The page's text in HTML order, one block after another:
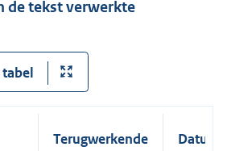
de tekst verwerkte
Terugwerkende
Datum